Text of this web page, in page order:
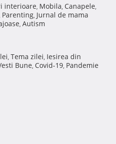
interioare, Mobila, Canapele,
Parenting, Jurnal de mama
, Autism
, Tema zilei, Iesirea din
Bune, Covid-19, Pandemie